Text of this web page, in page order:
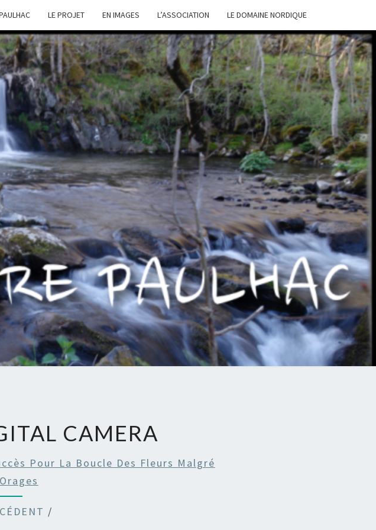
LE PROJET EN IMAGES L’ASSOCIATION LE DOMAINE NORDIQUE
Site De
Loisirs
Nature
CAMERA
Pour La Boucle Des Fleurs Malgré
/